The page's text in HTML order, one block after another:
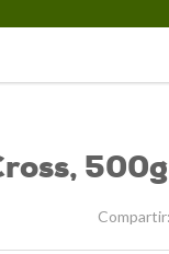
500g
Compartir: